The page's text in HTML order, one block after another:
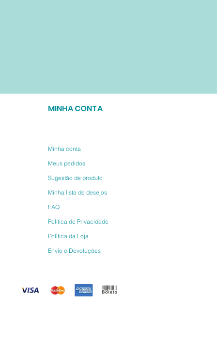
MINHA CONTA
Minha conta
Meus pedidos
Sugestão de produto
Minha lista de desejos
FAQ
Política de Privacidade
Política da Loja
Envio e Devoluções